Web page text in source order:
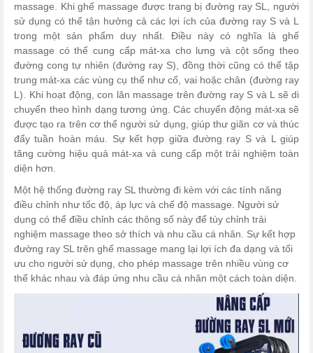
massage. Khi ghế massage được trang bị đường ray SL, người
sử dụng có thể tận hưởng cả các lợi ích của đường ray S và L
trong một sản phẩm duy nhất. Điều này có nghĩa là ghế
massage có thể cung cấp mát-xa cho lưng và cột sống theo
đường cong tự nhiên (đường ray S), đồng thời cũng có thể tập
trung mát-xa các vùng cụ thể như cổ, vai hoặc chân (đường ray
L). Khi hoạt động, con lăn massage trên đường ray S và L sẽ di
chuyển theo hình dạng tương ứng. Các chuyển động mát-xa sẽ
được tạo ra trên cơ thể người sử dụng, giúp thư giãn cơ và thúc
đẩy tuần hoàn máu. Sự kết hợp giữa đường ray S và L giúp
tăng cường hiệu quả mát-xa và cung cấp một trải nghiệm toàn
diện hơn.
Một hệ thống đường ray SL thường đi kèm với các tính năng
điều chỉnh như tốc độ, áp lực và chế độ massage. Người sử
dụng có thể điều chỉnh các thông số này để tùy chỉnh trải
nghiệm massage theo sở thích và nhu cầu cá nhân. Sự kết hợp
đường ray SL trên ghế massage mang lại lợi ích đa dạng và tối
ưu cho người sử dụng, cho phép massage trên nhiều vùng cơ
thể khác nhau và đáp ứng nhu cầu cá nhân một cách toàn diện.